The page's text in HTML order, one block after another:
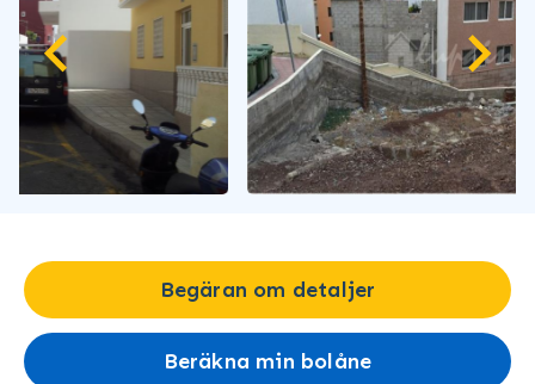
Begäran om detaljer
Beräkna min bolåne